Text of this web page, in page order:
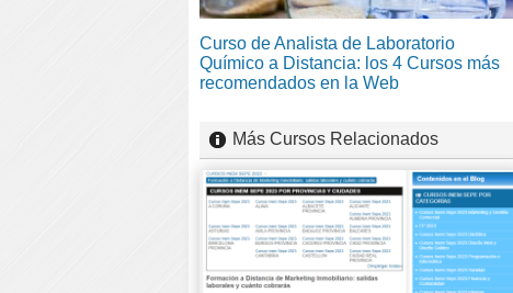
Curso de Analista de Laboratorio
Químico a Distancia: los 4 Cursos más
recomendados en la Web
Más Cursos Relacionados